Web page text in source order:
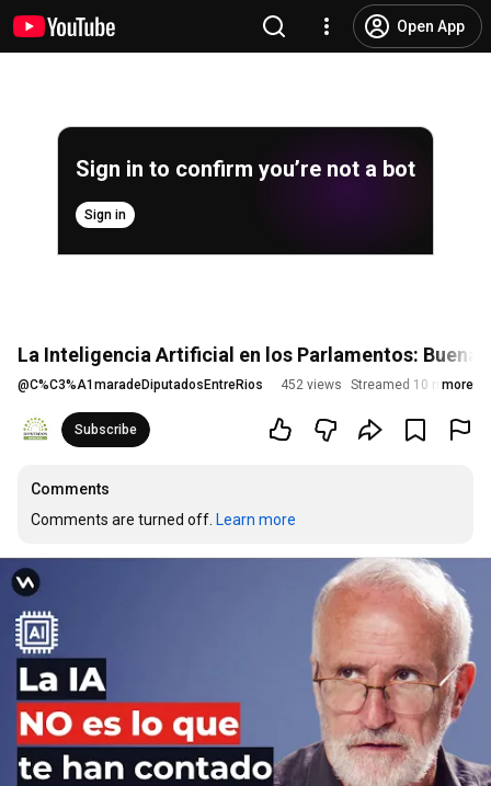
Open App
Sign in to confirm you’re not a bot
Sign in
La Inteligencia Artificial en los Parlamentos:
@C%C3%A1maradeDiputadosEntreRios 452 views Streamed 10 months
more
Subscribe
Comments
Comments are turned off. Learn more